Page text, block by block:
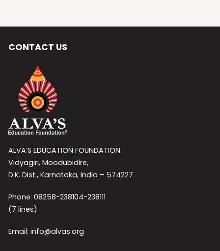
CONTACT US
ALVA’S EDUCATION FOUNDATION
Vidyagiri, Moodubidire,
D.K. Dist., Karnataka, India – 574227
Phone: 08258-238104-238111
(7 lines)
Email: info@alvas.org